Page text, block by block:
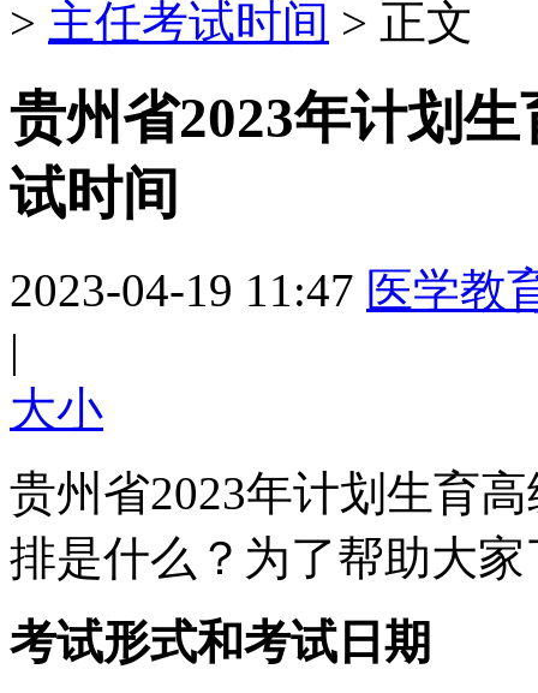
> 主任考试时间 > 正文
贵州省2023年计划
试时间
2023-04-19 11:47 医学教
|
大小
贵州省2023年计划生育
排是什么？为了帮助大
考试形式和考试日期